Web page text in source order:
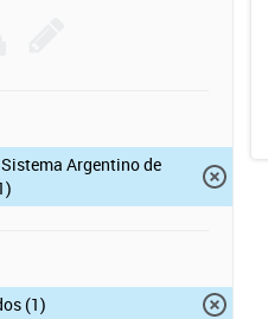
Argentino de
(1)